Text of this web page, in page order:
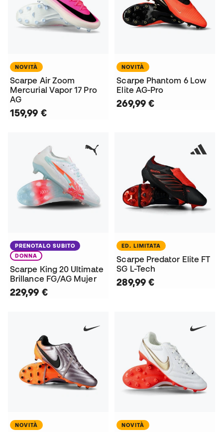
NOVITÀ
Scarpe Air Zoom
Mercurial Vapor 17 Pro
AG
159,99 €
NOVITÀ
Scarpe Phantom 6 Low
Elite AG-Pro
269,99 €
PRENOTALO SUBITO
DONNA
Scarpe King 20 Ultimate
Brillance FG/AG Mujer
229,99 €
ED. LIMITATA
Scarpe Predator Elite FT
SG L-Tech
289,99 €
NOVITÀ NOVITÀ